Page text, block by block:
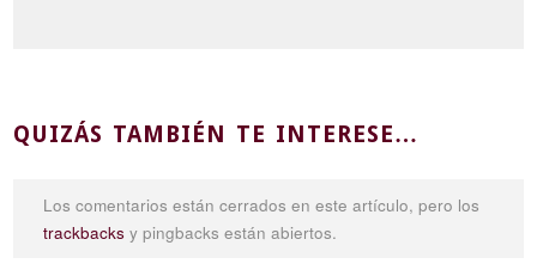
QUIZÁS TAMBIÉN TE INTERESE…
Los comentarios están cerrados en este artículo, pero los
trackbacks y pingbacks están abiertos.